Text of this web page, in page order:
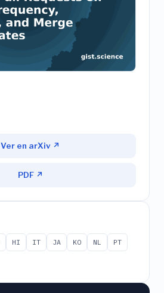
Ver en arXiv ↗
PDF ↗
HI IT JA KO NL
PT